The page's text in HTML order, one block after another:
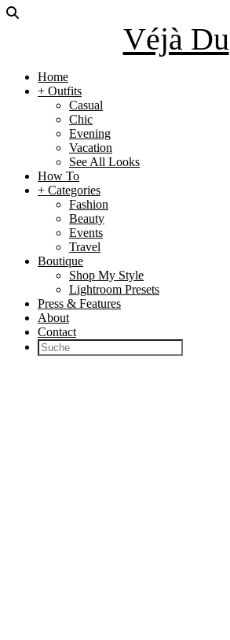
Véjà Du
Home
+ Outfits
Casual
Chic
Evening
Vacation
See All Looks
How To
+ Categories
Fashion
Beauty
Events
Travel
Boutique
Shop My Style
Lightroom Presets
Press & Features
About
Contact